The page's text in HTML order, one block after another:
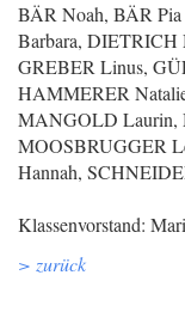
BÄR Noah, BÄR
Barbara, DIETRICH
GREBER Linus,
HAMMERER
MANGOLD Laurin,
MOOSBRUGGER
Hannah,
Klassenvorstand:
> zurück